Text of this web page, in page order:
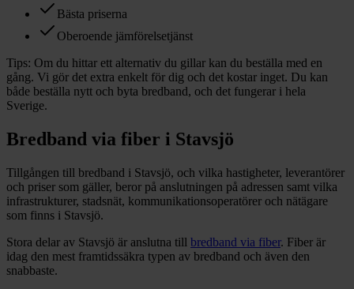
Bästa priserna
Oberoende jämförelsetjänst
Tips: Om du hittar ett alternativ du gillar kan du beställa med en
gång. Vi gör det extra enkelt för dig och det kostar inget. Du kan
både beställa nytt och byta bredband, och det fungerar i hela
Sverige.
Bredband via fiber i Stavsjö
Tillgången till bredband i Stavsjö, och vilka hastigheter, leverantörer
och priser som gäller, beror på anslutningen på adressen samt vilka
infrastrukturer, stadsnät, kommunikationsoperatörer och nätägare
som finns i Stavsjö.
Stora delar av Stavsjö är anslutna till bredband via fiber. Fiber är
idag den mest framtidssäkra typen av bredband och även den
snabbaste.